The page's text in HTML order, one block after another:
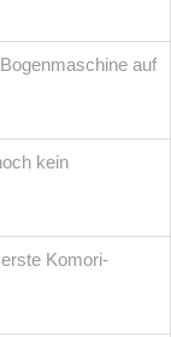
auf
kein
Komori-